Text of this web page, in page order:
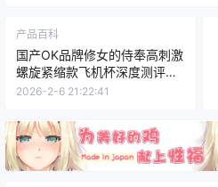
产品百科
国产OK品牌修女的侍奉高刺激
螺旋紧缩款飞机杯深度测评报
告
2026-2-6 21:22:41